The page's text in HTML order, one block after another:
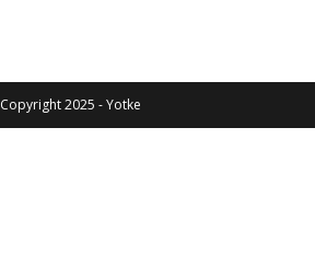
Copyright 2025 - Yotke